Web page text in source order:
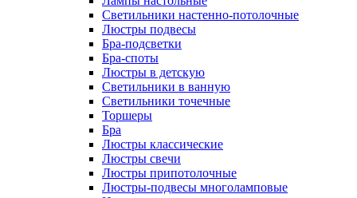
Светильники настенно-потолочные
Люстры подвесы
Бра-подсветки
Бра-споты
Люстры в детскую
Светильники в ванную
Светильники точечные
Торшеры
Бра
Люстры классические
Люстры свечи
Люстры припотолочные
Люстры-подвесы многоламповые